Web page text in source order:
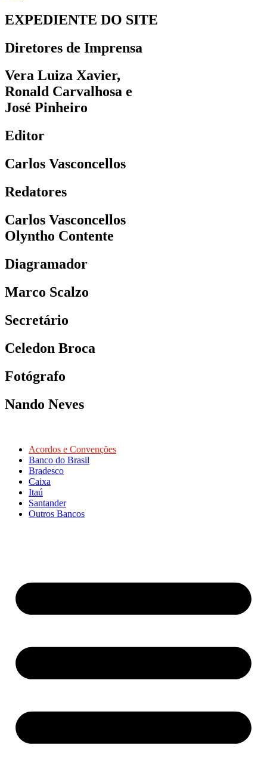
EXPEDIENTE DO SITE
Diretores de Imprensa
Vera Luiza Xavier,
Ronald Carvalhosa e
José Pinheiro
Editor
Carlos Vasconcellos
Redatores
Carlos Vasconcellos
Olyntho Contente
Diagramador
Marco Scalzo
Secretário
Celedon Broca
Fotógrafo
Nando Neves
Acordos e Convenções
Banco do Brasil
Bradesco
Caixa
Itaú
Santander
Outros Bancos